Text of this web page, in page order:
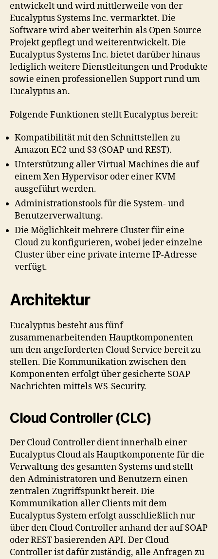
entwickelt und wird mittlerweile von der
Eucalyptus Systems Inc. vermarktet. Die
Software wird aber weiterhin als Open Source
Projekt gepflegt und weiterentwickelt. Die
Eucalyptus Systems Inc. bietet darüber hinaus
lediglich weitere Dienstleitungen und Produkte
sowie einen professionellen Support rund um
Eucalyptus an.
Folgende Funktionen stellt Eucalyptus bereit:
Kompatibilität mit den Schnittstellen zu
Amazon EC2 und S3 (SOAP und REST).
Unterstützung aller Virtual Machines die auf
einem Xen Hypervisor oder einer KVM
ausgeführt werden.
Administrationstools für die System- und
Benutzerverwaltung.
Die Möglichkeit mehrere Cluster für eine
Cloud zu konfigurieren, wobei jeder einzelne
Cluster über eine private interne IP-Adresse
verfügt.
Architektur
Eucalyptus besteht aus fünf
zusammenarbeitenden Hauptkomponenten
um den angeforderten Cloud Service bereit zu
stellen. Die Kommunikation zwischen den
Komponenten erfolgt über gesicherte SOAP
Nachrichten mittels WS-Security.
Cloud Controller (CLC)
Der Cloud Controller dient innerhalb einer
Eucalyptus Cloud als Hauptkomponente für die
Verwaltung des gesamten Systems und stellt
den Administratoren und Benutzern einen
zentralen Zugriffspunkt bereit. Die
Kommunikation aller Clients mit dem
Eucalyptus System erfolgt ausschließlich nur
über den Cloud Controller anhand der auf SOAP
oder REST basierenden API. Der Cloud
Controller ist dafür zuständig, alle Anfragen zu